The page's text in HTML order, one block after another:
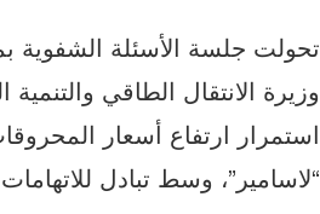
تحولت جلسة الأسئلة الشفوية
وزيرة الانتقال الطاقي
استمرار ارتفاع أسعار
“لاسامير”، وسط تبادل